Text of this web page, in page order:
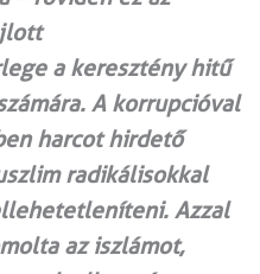
a keresztény hitű
A korrupcióval
harcot hirdető
radikálisokkal
Azzal
az iszlámot,